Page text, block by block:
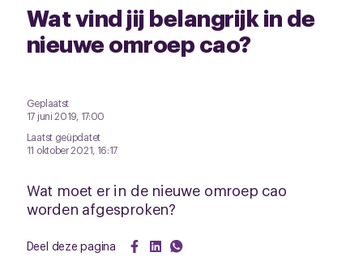
Wat vind jij belangrijk in de
nieuwe omroep cao?
Geplaatst
17 juni 2019, 17:00
Laatst geüpdatet
11 oktober 2021, 16:17
Wat moet er in de nieuwe omroep cao
worden afgesproken?
Deel deze pagina